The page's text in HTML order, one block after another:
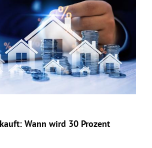
Wann wird 30 Prozent